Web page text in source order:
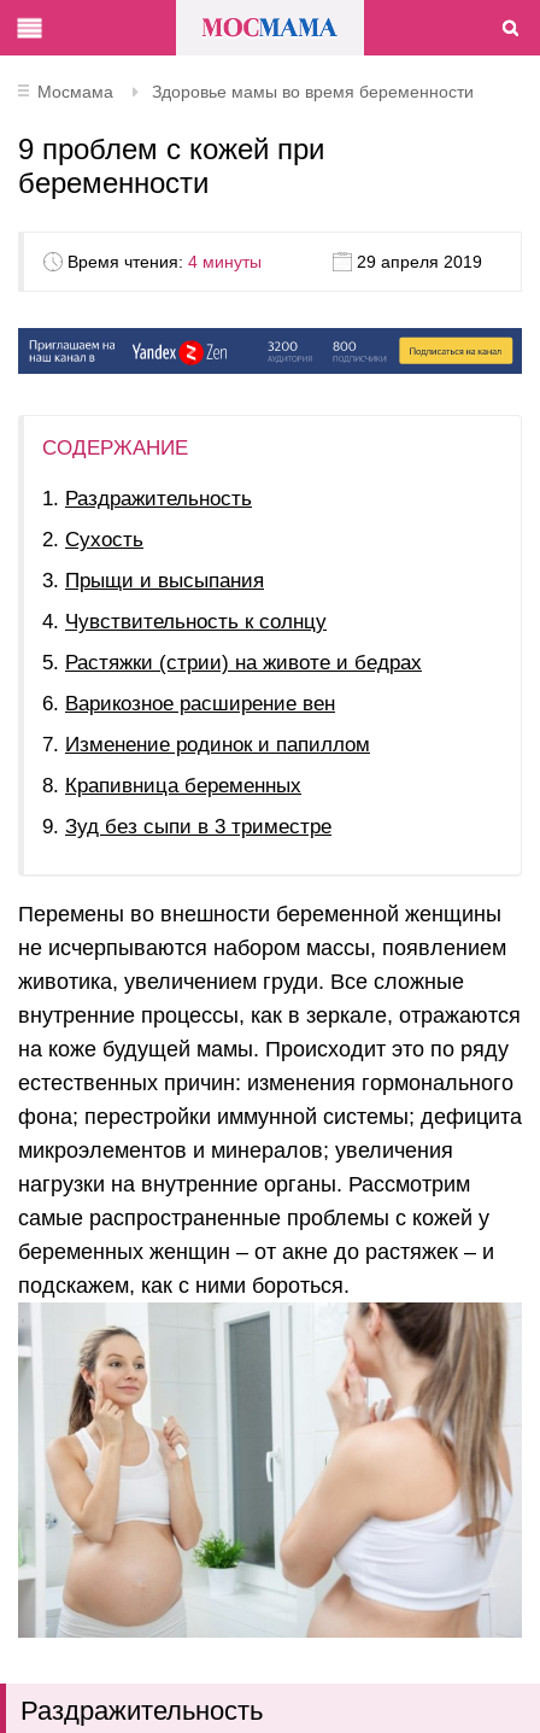
Мосмама Здоровье мамы во время беременности
9 проблем с кожей при
беременности
Время чтения: 4 минуты 29 апреля 2019
СОДЕРЖАНИЕ
Раздражительность
Сухость
Прыщи и высыпания
Чувствительность к солнцу
Растяжки (стрии) на животе и бедрах
Варикозное расширение вен
Изменение родинок и папиллом
Крапивница беременных
Зуд без сыпи в 3 триместре
Перемены во внешности беременной женщины
не исчерпываются набором массы, появлением
животика, увеличением груди. Все сложные
внутренние процессы, как в зеркале, отражаются
на коже будущей мамы. Происходит это по ряду
естественных причин: изменения гормонального
фона; перестройки иммунной системы; дефицита
микроэлементов и минералов; увеличения
нагрузки на внутренние органы. Рассмотрим
самые распространенные проблемы с кожей у
беременных женщин – от акне до растяжек – и
подскажем, как с ними бороться.
Раздражительность